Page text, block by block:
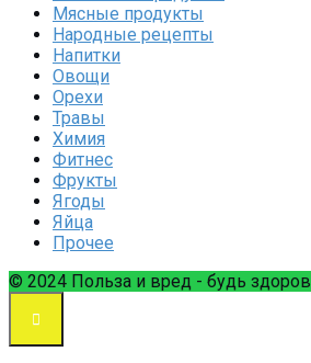
Мясные продукты
Народные рецепты
Напитки
Овощи
Орехи
Травы
Химия
Фитнес
Фрукты
Ягоды
Яйца
Прочее
© 2024 Польза и вред - будь здоров